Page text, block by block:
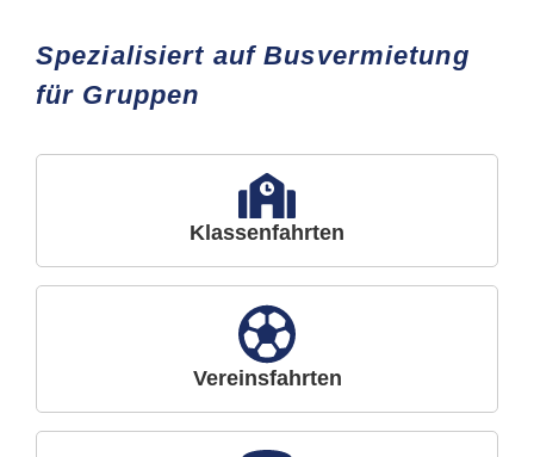
Spezialisiert auf Busvermietung
für Gruppen
Klassenfahrten
Vereinsfahrten